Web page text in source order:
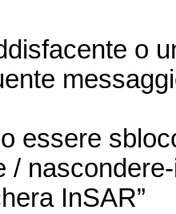
o
essere
/
InSAR”